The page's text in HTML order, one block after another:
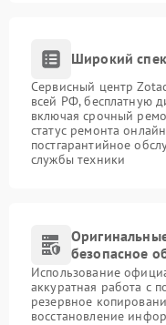
Широкий
Сервисный центр
всей РФ, бесплатную
включая срочный
статус ремонта
постгарантийное
службы техники
безопасное
Использование
аккуратная работа с
резервное
восстановление